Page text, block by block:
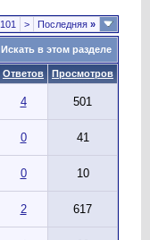
101 > Последняя »
Искать в этом разделе
Ответов Просмотров
4 501
0 41
0 10
2 617